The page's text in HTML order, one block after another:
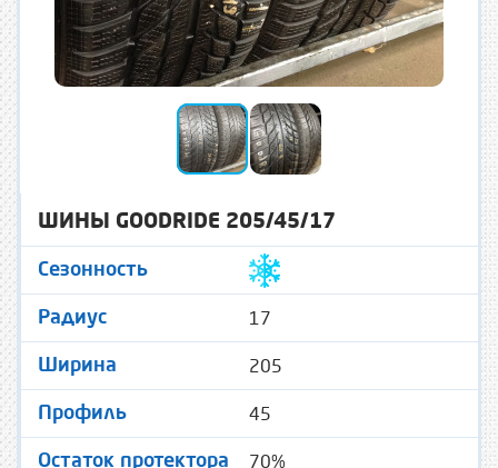
ШИНЫ GOODRIDE 205/45/17
Сезонность
Радиус 17
Ширина 205
Профиль 45
Остаток протектора 70%